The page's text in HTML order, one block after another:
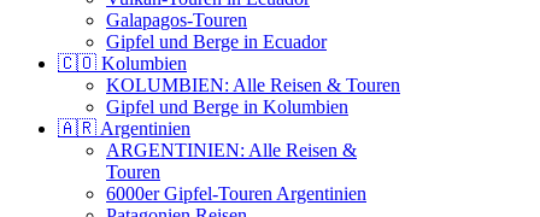
Galapagos-Touren
Gipfel und Berge in Ecuador
🇨🇴 Kolumbien
KOLUMBIEN: Alle Reisen & Touren
Gipfel und Berge in Kolumbien
🇦🇷 Argentinien
ARGENTINIEN: Alle Reisen &
Touren
6000er Gipfel-Touren Argentinien